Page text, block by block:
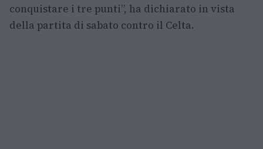
conquistare i tre punti”, ha dichiarato in vista
della partita di sabato contro il Celta.